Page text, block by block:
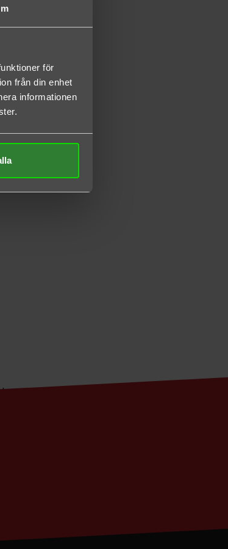
för
från din enhet
informationen